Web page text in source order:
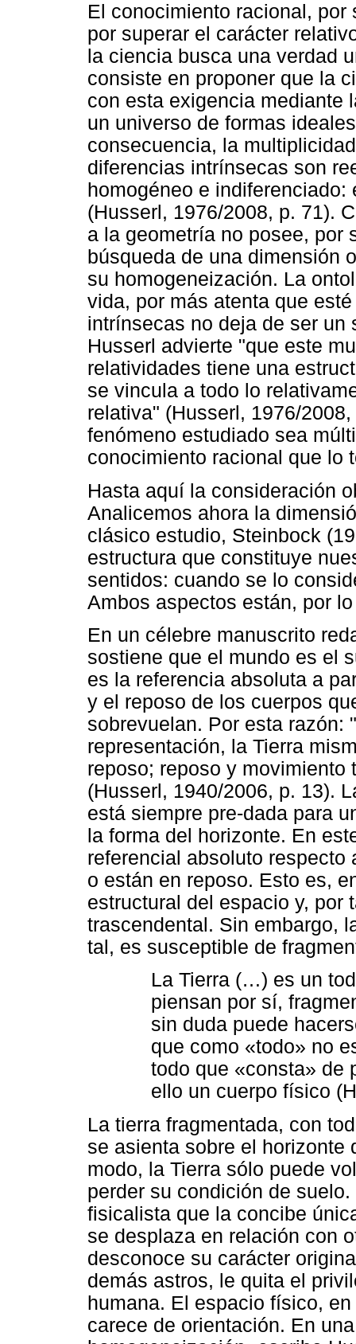
El conocimiento racional,
por superar el carácter
la ciencia busca una verdad
consiste en proponer que la
con esta exigencia mediante
un universo de formas
consecuencia, la
diferencias intrínsecas son
homogéneo e
(Husserl, 1976/2008, p. 71).
a la geometría no posee, por
búsqueda de una dimensión
su homogeneización. La
vida, por más atenta que
intrínsecas no deja de ser un
Husserl advierte "que este
relatividades tiene una
se vincula a todo lo
relativa" (Husserl, 1976/
fenómeno estudiado sea
conocimiento racional que lo
Hasta aquí la consideración
Analicemos ahora la
clásico estudio, Steinbock
estructura que constituye
sentidos: cuando se lo
Ambos aspectos están, por
En un célebre manuscrito
sostiene que el mundo es el
es la referencia absoluta a
y el reposo de los cuerpos
sobrevuelan. Por esta razón:
representación, la Tierra
reposo; reposo y
(Husserl, 1940/2006, p. 13).
está siempre pre-dada para
la forma del horizonte. En
referencial absoluto
o están en reposo. Esto es,
estructural del espacio y, por
trascendental. Sin embargo,
tal, es susceptible de
La Tierra (…) es un
piensan por sí,
sin duda puede
que como «todo» no
todo que «consta» de
ello un cuerpo físico
La tierra fragmentada, con
se asienta sobre el horizonte
modo, la Tierra sólo puede
perder su condición de
fisicalista que la concibe
se desplaza en relación con
desconoce su carácter
demás astros, le quita el
humana. El espacio físico,
carece de orientación. En